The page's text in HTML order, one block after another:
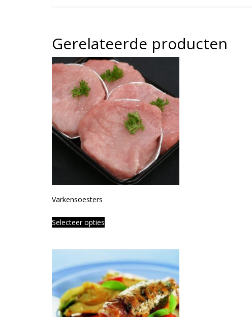
Gerelateerde producten
Varkensoesters
Selecteer opties